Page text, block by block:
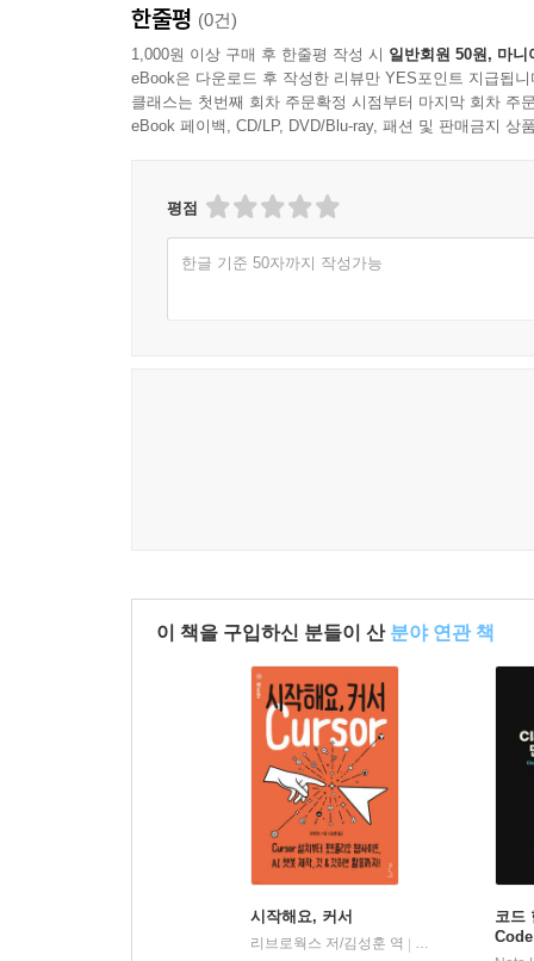
한줄평 (0건)
1,000원 이상 구매 후 한줄평 작성 시 일반회원 50원, 마니
eBook은 다운로드 후 작성한 리뷰만 YES포인트 지급됩니
클래스는 첫번째 회차 주문확정 시점부터 마지막 회차 주
eBook 페이백, CD/LP, DVD/Blu-ray, 패션 및 판매금지 상
평점
한글 기준 50자까지 작성가능
이 책을 구입하신 분들이 산 분야 연관 책
시작해요, 커서
리브로웍스 저/김성훈 역 |
인사이트(insight)
코드